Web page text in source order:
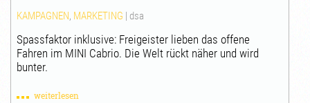
KAMPAGNEN, MARKETING dsa
Spassfaktor inklusive: Freigeister lieben das offene
Fahren im MINI Cabrio. Die Welt rückt näher und wird
bunter.
weiterlesen